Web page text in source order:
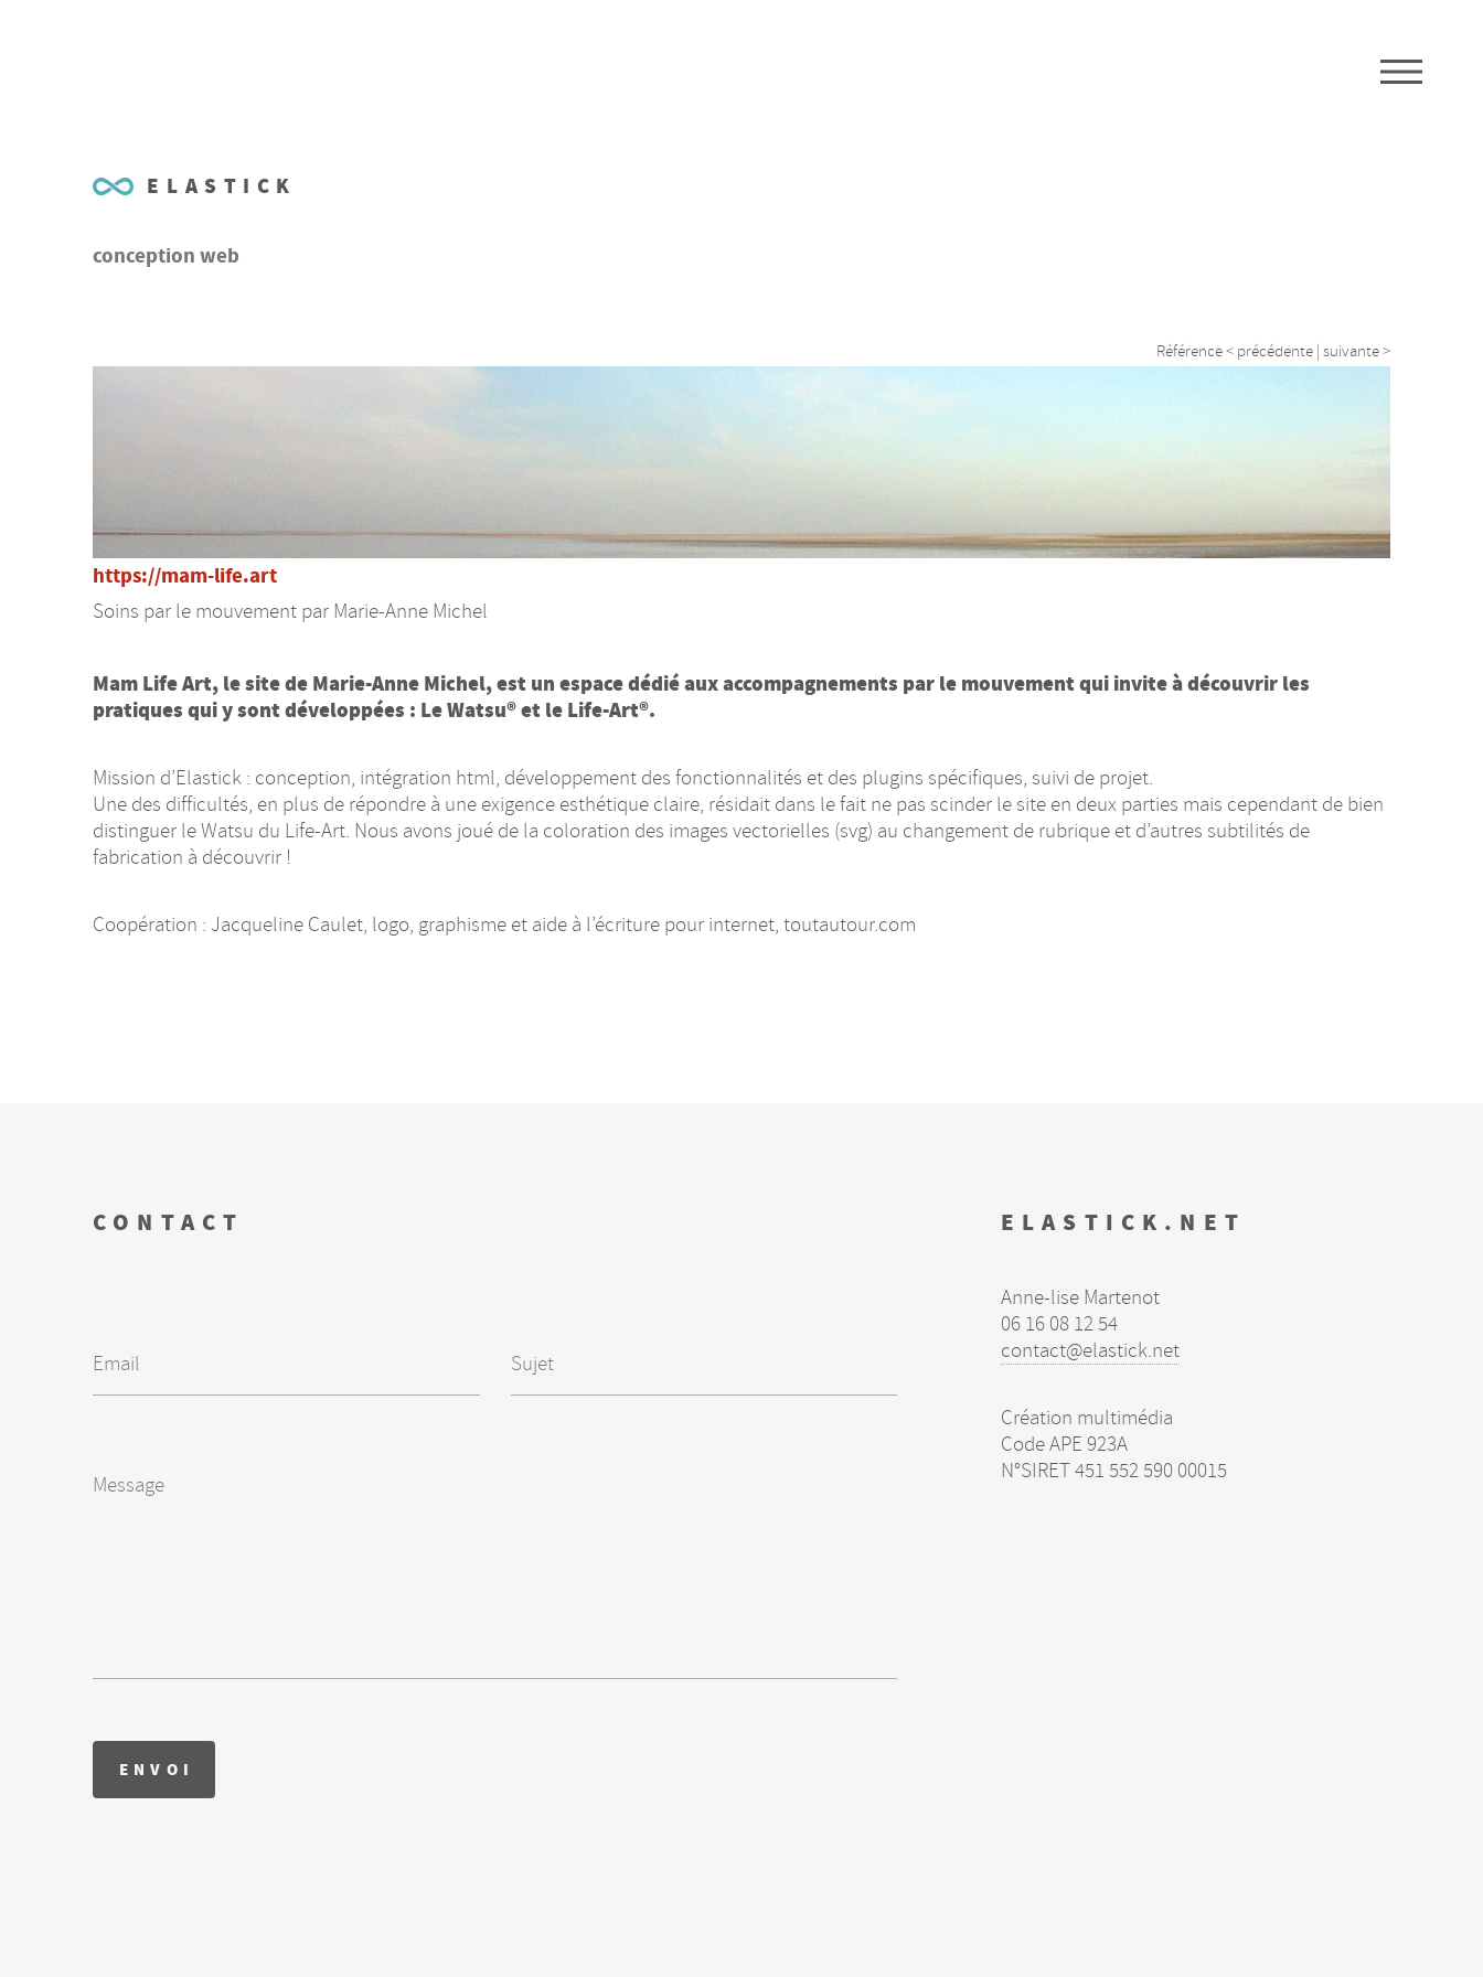
ELASTICK
conception web
Référence< précédente | suivante >
https://mam-life.art
Soins par le mouvement par Marie-Anne Michel
Mam Life Art, le site de Marie-Anne Michel, est un espace dédié aux accompagnements par le mouvement qui invite à découvrir les
pratiques qui y sont développées : Le Watsu® et le Life-Art®.
Mission d’Elastick : conception, intégration html, développement des fonctionnalités et des plugins spécifiques, suivi de projet.
Une des difficultés, en plus de répondre à une exigence esthétique claire, résidait dans le fait ne pas scinder le site en deux parties mais cependant de bien
distinguer le Watsu du Life-Art. Nous avons joué de la coloration des images vectorielles (svg) au changement de rubrique et d’autres subtilités de
fabrication à découvrir !
Coopération : Jacqueline Caulet, logo, graphisme et aide à l’écriture pour internet, toutautour.com
CONTACT ELASTICK.NET
Anne-lise Martenot
06 16 08 12 54
contact@elastick.net
Création multimédia
CodeAPE 923A
N°SIRET451 552 590 00015